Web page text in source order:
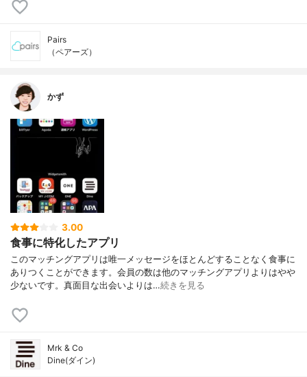
Pairs
（ペアーズ）
かず
3.00
食事に特化したアプリ
このマッチングアプリは唯一メッセージをほとんどすることなく食事に
ありつくことができます。会員の数は他のマッチングアプリよりはやや
少ないです。真面目な出会いよりは…続きを見る
Mrk & Co
Dine(ダイン)